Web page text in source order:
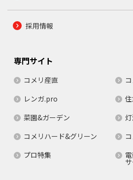
採用情報
専門サイト
コメリ産直
レンガ.pro
菜園&ガーデン
コメリハード&グリーン
プロ特集